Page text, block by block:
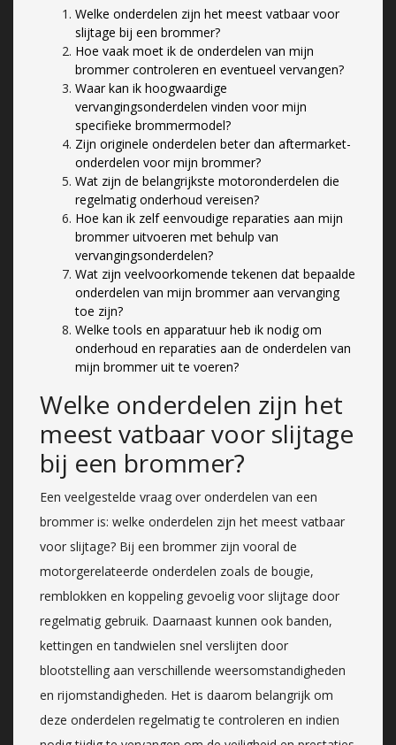
Welke onderdelen zijn het meest vatbaar voor
slijtage bij een brommer?
Hoe vaak moet ik de onderdelen van mijn
brommer controleren en eventueel vervangen?
Waar kan ik hoogwaardige
vervangingsonderdelen vinden voor mijn
specifieke brommermodel?
Zijn originele onderdelen beter dan aftermarket-
onderdelen voor mijn brommer?
Wat zijn de belangrijkste motoronderdelen die
regelmatig onderhoud vereisen?
Hoe kan ik zelf eenvoudige reparaties aan mijn
brommer uitvoeren met behulp van
vervangingsonderdelen?
Wat zijn veelvoorkomende tekenen dat bepaalde
onderdelen van mijn brommer aan vervanging
toe zijn?
Welke tools en apparatuur heb ik nodig om
onderhoud en reparaties aan de onderdelen van
mijn brommer uit te voeren?
Welke onderdelen zijn het
meest vatbaar voor slijtage
bij een brommer?
Een veelgestelde vraag over onderdelen van een
brommer is: welke onderdelen zijn het meest vatbaar
voor slijtage? Bij een brommer zijn vooral de
motorgerelateerde onderdelen zoals de bougie,
remblokken en koppeling gevoelig voor slijtage door
regelmatig gebruik. Daarnaast kunnen ook banden,
kettingen en tandwielen snel verslijten door
blootstelling aan verschillende weersomstandigheden
en rijomstandigheden. Het is daarom belangrijk om
deze onderdelen regelmatig te controleren en indien